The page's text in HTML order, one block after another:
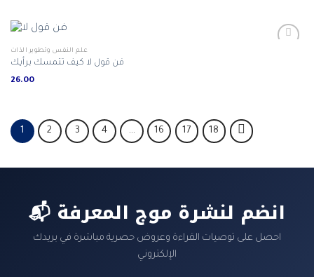
علم النفس وتطوير الذات
فن قول لا كيف تتمسك برأيك
26.00
1 2 3 4 … 16 17 18
📬 انضم لنشرة موج المعرفة
احصل على توصيات القراءة وعروض حصرية مباشرة في بريدك
الإلكتروني